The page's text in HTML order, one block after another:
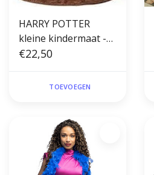
HARRY POTTER
kleine kindermaat -
hoed met geluid
sorteerhoed
€22,50
TOEVOEGEN